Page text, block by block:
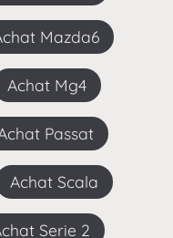
Achat Mazda6
Achat Mg4
Achat Passat
Achat Scala
Achat Serie 2